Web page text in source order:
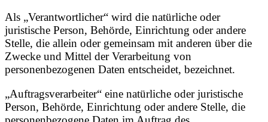
Als „Verantwortlicher“ wird die natürliche oder
juristische Person, Behörde, Einrichtung oder andere
Stelle, die allein oder gemeinsam mit anderen über die
Zwecke und Mittel der Verarbeitung von
personenbezogenen Daten entscheidet, bezeichnet.
„Auftragsverarbeiter“ eine natürliche oder juristische
Person, Behörde, Einrichtung oder andere Stelle, die